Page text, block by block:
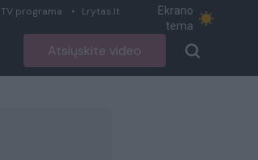
TV programa Lrytas.lt
Ekrano
tema
Atsiųskite video